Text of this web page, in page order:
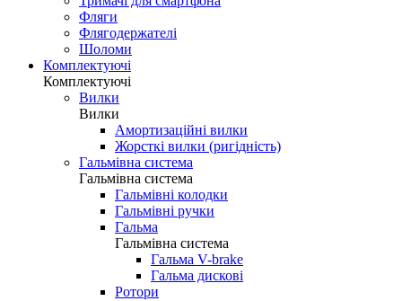
Фляги
Флягодержателі
Шоломи
Комплектуючі
Комплектуючі
Вилки
Вилки
Амортизаційні вилки
Жорсткі вилки (ригідність)
Гальмівна система
Гальмівна система
Гальмівні колодки
Гальмівні ручки
Гальма
Гальмівна система
Гальма V-brake
Гальма дискові
Ротори